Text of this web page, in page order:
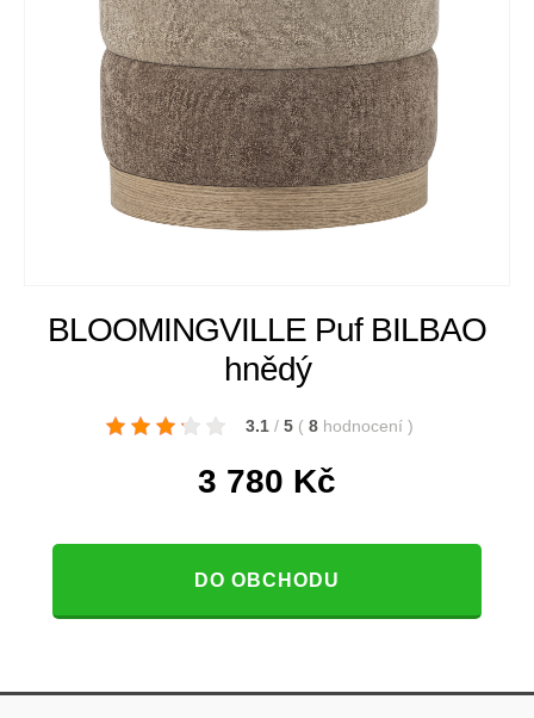
BLOOMINGVILLE Puf BILBAO
hnědý
3.1 / 5 ( 8 hodnocení )
3 780 Kč
DO OBCHODU